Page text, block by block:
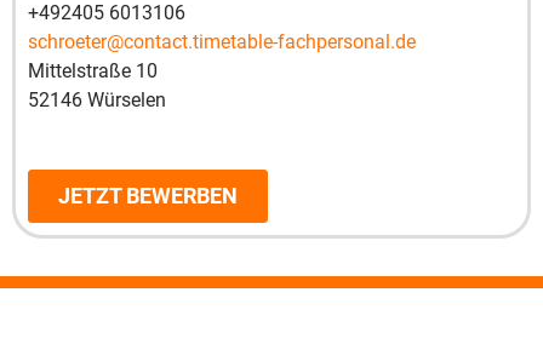
+492405 6013106
schroeter@contact.timetable-fachpersonal.de
Mittelstraße 10
52146 Würselen
JETZT BEWERBEN